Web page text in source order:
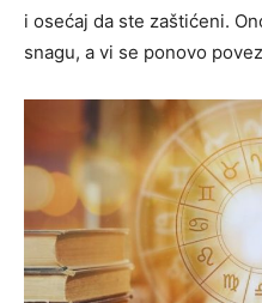
i osećaj da ste zaštićeni.
snagu, a vi se ponovo